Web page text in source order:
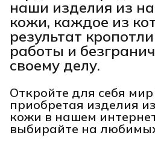
наши изделия из
кожи, каждое из
результат
работы и
своему делу.
Откройте для себя мир
приобретая изделия
кожи в нашем
выбирайте на